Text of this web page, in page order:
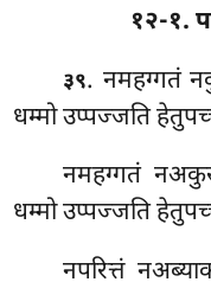
१२-१.
३९. नमहग्गतं
धम्मो उप्पज्जति
नमहग्गतं
धम्मो उप्पज्जति
नपरित्तं